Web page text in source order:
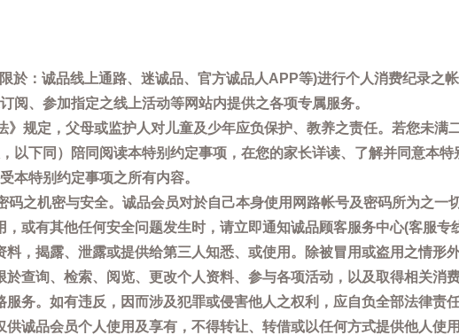
於：诚品线上通路、迷诚品、官方诚品人APP等)进行个人消费纪录之
阅、参加指定之线上活动等网站内提供之各项专属服务。
》规定，父母或监护人对儿童及少年应负保护、教养之责任。若您未
以下同）陪同阅读本特别约定事项，在您的家长详读、了解并同意本
本特别约定事项之所有内容。
码之机密与安全。诚品会员对於自己本身使用网路帐号及密码所为之一
，或有其他任何安全问题发生时，请立即通知诚品顾客服务中心(客服专
，揭露、泄露或提供给第三人知悉、或使用。除被冒用或盗用之情形
於查询、检索、阅览、更改个人资料、参与各项活动，以及取得相关消
务。如有违反，因而涉及犯罪或侵害他人之权利，应自负全部法律责任
供诚品会员个人使用及享有，不得转让、转借或以任何方式提供他人使